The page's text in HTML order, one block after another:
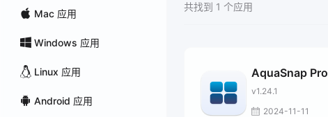
Mac 应用
Windows 应用
Linux 应用
Android 应用
共找到 1 个应用
AquaSnap Pro
v1.24.1
2024-11-11